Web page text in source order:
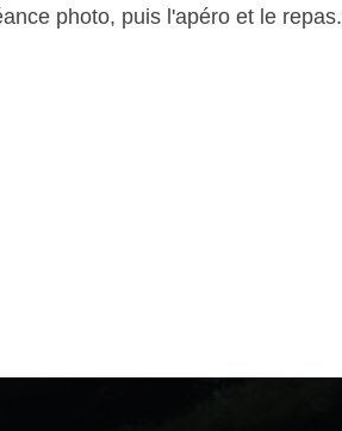
photo, puis l'apéro et le repas.